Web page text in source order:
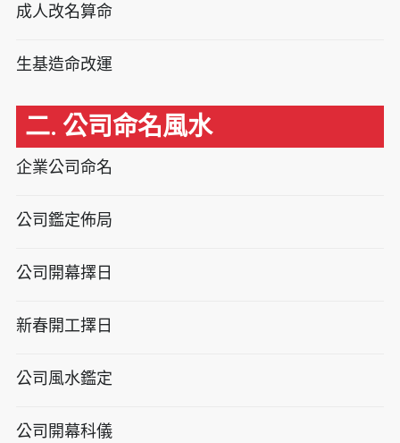
成人改名算命
生基造命改運
二. 公司命名風水
企業公司命名
公司鑑定佈局
公司開幕擇日
新春開工擇日
公司風水鑑定
公司開幕科儀